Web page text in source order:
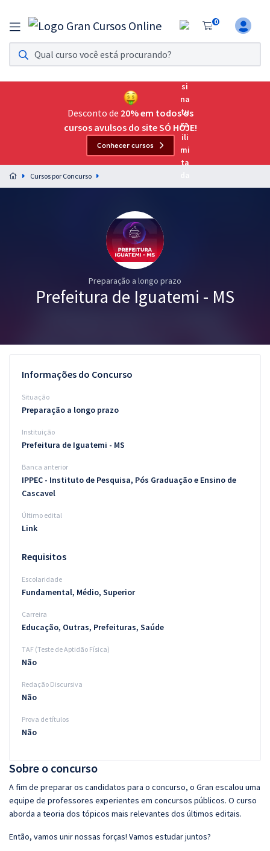
0
Assinatura Ilimitada 11
Acesso a todos os cursos. Teste grátis por 7 dias!
Assinatura OAB Até Passar
Acesso ilimitado a toda preparação para o Exame da
Preparação completa e intensiva para as principais
residências em saúde do Brasil
Graduação
Questões grátis
Blog
Aprovados
Desconto de 20% em todos os
cursos avulsos do site SÓ HOJE!
Conhecer cursos
Cursos por Concurso
Preparação a longo prazo
Prefeitura de Iguatemi - MS
Sobre o concurso
A fim de preparar os candidatos para o concurso, o Gran escalou uma
equipe de professores experientes em concursos públicos. O curso
aborda a teoria dos tópicos mais relevantes dos últimos editais.
Então, vamos unir nossas forças! Vamos estudar juntos?
Informações do Concurso
Situação
Preparação a longo prazo
Instituição
Prefeitura de Iguatemi - MS
Banca anterior
IPPEC - Instituto de Pesquisa, Pós Graduação e Ensino de
Cascavel
Último edital
Link
Requisitos
Escolaridade
Fundamental, Médio, Superior
Carreira
Educação, Outras, Prefeituras, Saúde
TAF (Teste de Aptidão Física)
Não
Redação Discursiva
Não
Prova de títulos
Não